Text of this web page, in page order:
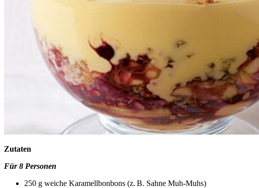
Zutaten
Für 8 Personen
250 g weiche Karamellbonbons (z. B. Sahne Muh-Muhs)